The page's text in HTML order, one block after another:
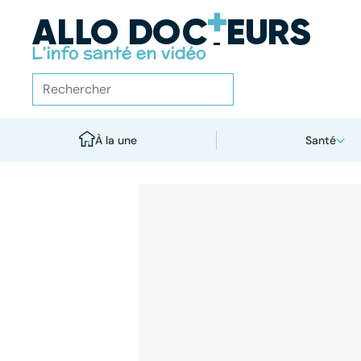
À la une Santé